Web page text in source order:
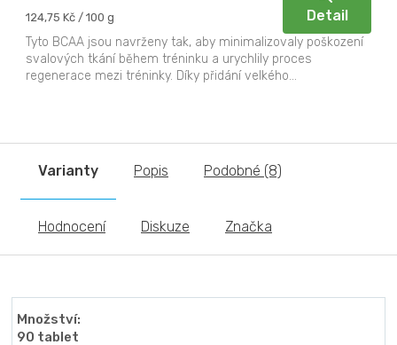
Měrná
124,75 Kč / 100 g Detail
Tyto BCAA jsou navrženy tak, aby minimalizovaly poškození
svalových tkání během tréninku a urychlily proces
regenerace mezi tréninky. Díky přidání velkého...
Varianty Popis Podobné (8)
Hodnocení Diskuze Značka
Množství:
90 tablet